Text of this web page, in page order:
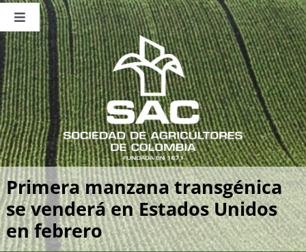
Saltar
contenido
Toggle
Navigation
Nosotros
Publicaciones
Sala de Prensa
Eventos
Primera manzana transgénica
se venderá en Estados Unidos
en febrero